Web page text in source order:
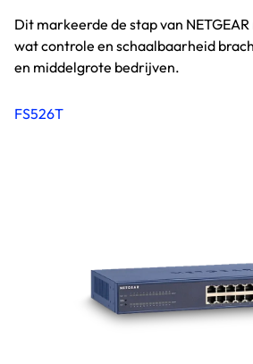
Dit markeerde de stap van
wat controle en schaalbaarheid
en middelgrote bedrijven.
FS526T